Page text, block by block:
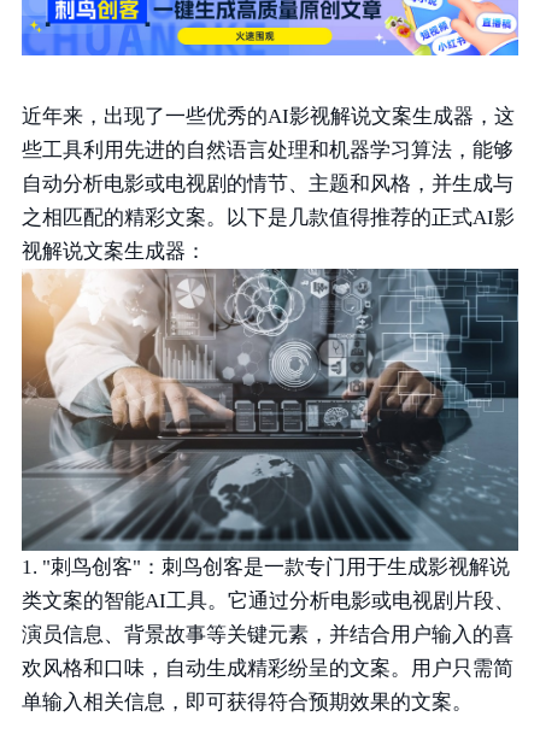
近年来，出现了一些优秀的AI影视解说文案生成器，这
些工具利用先进的自然语言处理和机器学习算法，能够
自动分析电影或电视剧的情节、主题和风格，并生成与
之相匹配的精彩文案。以下是几款值得推荐的正式AI影
视解说文案生成器：
1. "刺鸟创客"：刺鸟创客是一款专门用于生成影视解说
类文案的智能AI工具。它通过分析电影或电视剧片段、
演员信息、背景故事等关键元素，并结合用户输入的喜
欢风格和口味，自动生成精彩纷呈的文案。用户只需简
单输入相关信息，即可获得符合预期效果的文案。